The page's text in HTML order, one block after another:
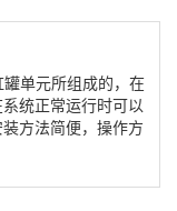
单元所组成的，在
统正常运行时可以
方法简便，操作方